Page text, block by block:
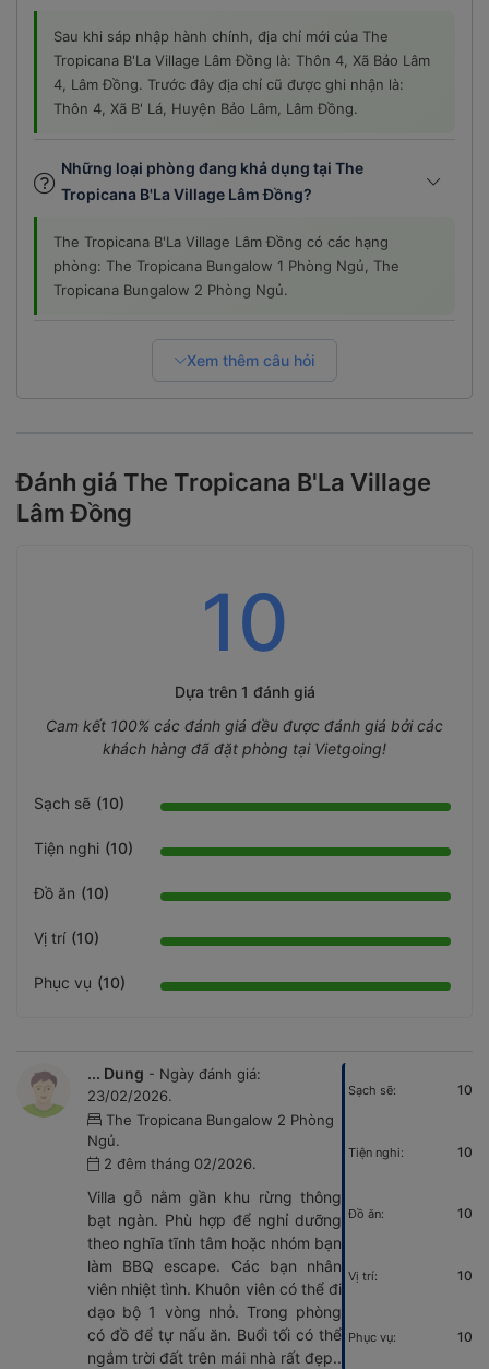
Sau khi sáp nhập hành chính, địa chỉ mới của The
Tropicana B'La Village Lâm Đồng là: Thôn 4, Xã Bảo Lâm
4, Lâm Đồng. Trước đây địa chỉ cũ được ghi nhận là:
Thôn 4, Xã B' Lá, Huyện Bảo Lâm, Lâm Đồng.
Những loại phòng đang khả dụng tại The
Tropicana B'La Village Lâm Đồng?
The Tropicana B'La Village Lâm Đồng có các hạng
phòng: The Tropicana Bungalow 1 Phòng Ngủ, The
Tropicana Bungalow 2 Phòng Ngủ.
Xem thêm câu hỏi
Đánh giá The Tropicana B'La Village
Lâm Đồng
10
Dựa trên 1 đánh giá
Cam kết 100% các đánh giá đều được đánh giá bởi các
khách hàng đã đặt phòng tại Vietgoing!
Sạch sẽ (10)
Tiện nghi (10)
Đồ ăn (10)
Vị trí (10)
Phục vụ (10)
... Dung - Ngày đánh giá:
23/02/2026.
The Tropicana Bungalow 2 Phòng
Ngủ.
2 đêm tháng 02/2026.
Villa gỗ nằm gần khu rừng thông
bạt ngàn. Phù hợp để nghỉ dưỡng
theo nghĩa tĩnh tâm hoặc nhóm bạn
làm BBQ escape. Các bạn nhân
viên nhiệt tình. Khuôn viên có thể đi
dạo bộ 1 vòng nhỏ. Trong phòng
có đồ để tự nấu ăn. Buổi tối có thể
ngắm trời đất trên mái nhà rất đẹp..
Sạch sẽ: 10
Tiện nghi: 10
Đồ ăn: 10
Vị trí: 10
Phục vụ: 10